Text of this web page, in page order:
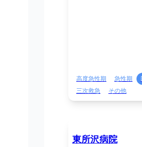
高度急性期 急性期
三次救急
その他
東所沢病院